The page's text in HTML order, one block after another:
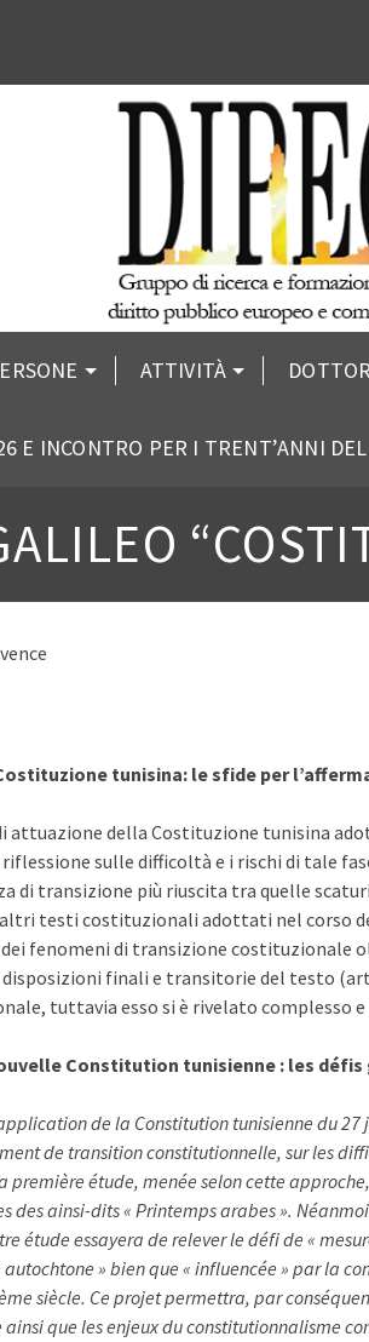
ATTIVITÀ
E INCONTRO PER I TRENT’ANNI
tunisina: le sfide per
della Costituzione tunisina
sulle difficoltà e i rischi di tale
di transizione più riuscita tra quelle
testi costituzionali adottati nel corso
fenomeni di transizione
finali e transitorie del testo
tuttavia esso si è rivelato complesso
Constitution tunisienne : les
de la Constitution tunisienne du
de transition constitutionnelle, sur les
étude, menée selon cette
des ainsi-dits « Printemps arabes ».
étude essayera de relever le défi de «
» bien que « influencée » par la
siècle. Ce projet permettra, par
que les enjeux du constitutionnalisme